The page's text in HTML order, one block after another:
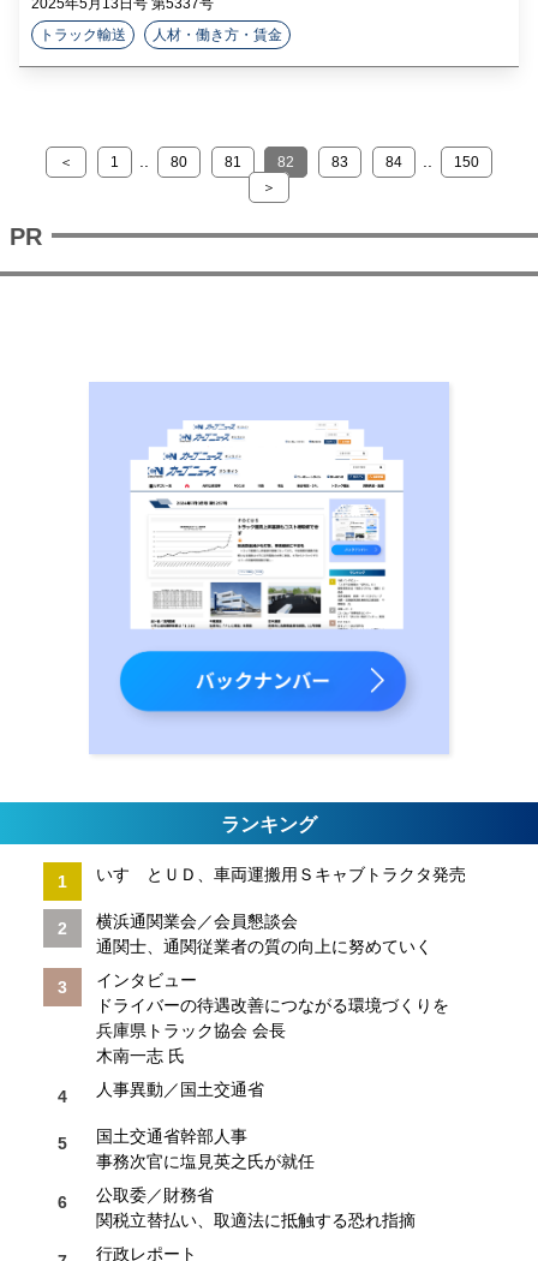
2025年5月13日号 第5337号
トラック輸送
人材・働き方・賃金
＜ 1 80 81 82 83 84
150
＞
ランキング
いすゞとＵＤ、車両運搬用Ｓキャブトラクタ発売
横浜通関業会／会員懇談会
通関士、通関従業者の質の向上に努めていく
インタビュー
ドライバーの待遇改善につながる環境づくりを
兵庫県トラック協会 会長
木南一志 氏
人事異動／国土交通省
国土交通省幹部人事
事務次官に塩見英之氏が就任
公取委／財務省
関税立替払い、取適法に抵触する恐れ指摘
行政レポート